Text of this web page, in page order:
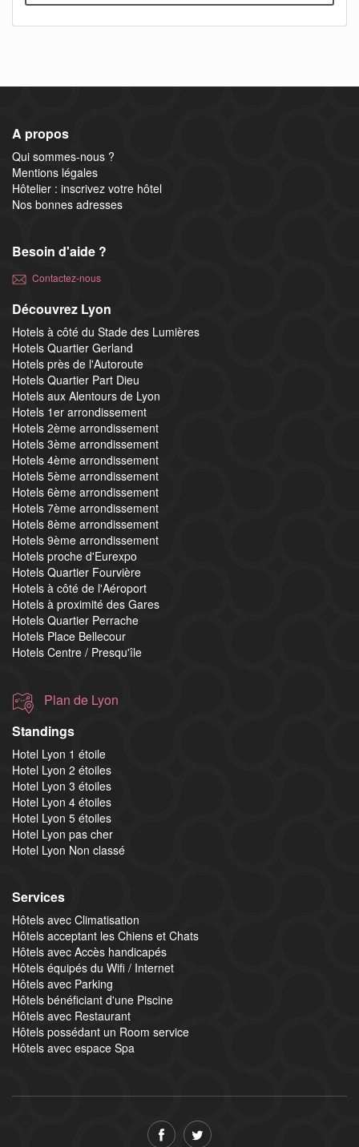
A propos
Qui sommes-nous ?
Mentions légales
Hôtelier : inscrivez votre hôtel
Nos bonnes adresses
Besoin d'aide ?
Contactez-nous
Découvrez Lyon
Hotels à côté du Stade des Lumières
Hotels Quartier Gerland
Hotels près de l'Autoroute
Hotels Quartier Part Dieu
Hotels aux Alentours de Lyon
Hotels 1er arrondissement
Hotels 2ème arrondissement
Hotels 3ème arrondissement
Hotels 4ème arrondissement
Hotels 5ème arrondissement
Hotels 6ème arrondissement
Hotels 7ème arrondissement
Hotels 8ème arrondissement
Hotels 9ème arrondissement
Hotels proche d'Eurexpo
Hotels Quartier Fourvière
Hotels à côté de l'Aéroport
Hotels à proximité des Gares
Hotels Quartier Perrache
Hotels Place Bellecour
Hotels Centre / Presqu'île
Plan de Lyon
Standings
Hotel Lyon 1 étoile
Hotel Lyon 2 étoiles
Hotel Lyon 3 étoiles
Hotel Lyon 4 étoiles
Hotel Lyon 5 étoiles
Hotel Lyon pas cher
Hotel Lyon Non classé
Services
Hôtels avec Climatisation
Hôtels acceptant les Chiens et Chats
Hôtels avec Accès handicapés
Hôtels équipés du Wifi / Internet
Hôtels avec Parking
Hôtels bénéficiant d'une Piscine
Hôtels avec Restaurant
Hôtels possédant un Room service
Hôtels avec espace Spa